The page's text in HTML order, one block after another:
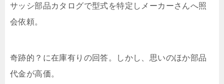
サッシ部品カタログで型式を特定しメーカーさんへ照
会依頼。
奇跡的？に在庫有りの回答。しかし、思いのほか部品
代金が高価。